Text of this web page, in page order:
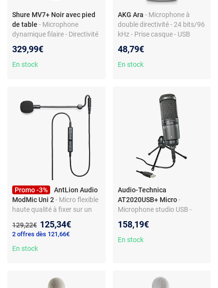
Shure MV7+ Noir avec pied
de table - Microphone
dynamique filaire - Directivité
casque
329,99€
En stock
AKG Ara - Microphone à
double directivité - 24 bits/96
kHz - Prise casque - USB
48,79€
En stock
Promo -3%
AntLion Audio
ModMic Uni 2- Micro flexible
haute qualité à fixer sur un
Ancien prix :
129,22€ Nouveau prix :
125,34€
2 offres dès 121,66€
En stock
Audio-Technica
AT2020USB+ Micro -
Microphone studio USB -
casque mini jack 3,5 mm
158,19€
En stock